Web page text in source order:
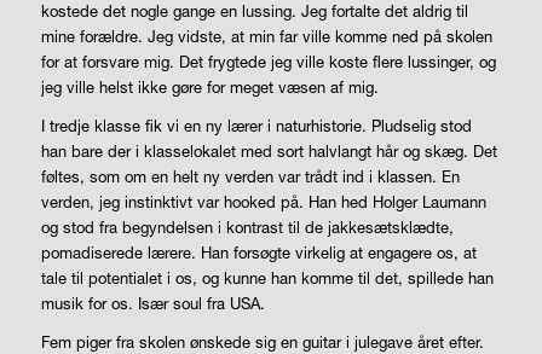
kostede det nogle gange en lussing. Jeg fortalte det aldrig til
mine forældre. Jeg vidste, at min far ville komme ned på skolen
for at forsvare mig. Det frygtede jeg ville koste flere lussinger, og
jeg ville helst ikke gøre for meget væsen af mig.
I tredje klasse fik vi en ny lærer i naturhistorie. Pludselig stod
han bare der i klasselokalet med sort halvlangt hår og skæg. Det
føltes, som om en helt ny verden var trådt ind i klassen. En
verden, jeg instinktivt var hooked på. Han hed Holger Laumann
og stod fra begyndelsen i kontrast til de jakkesætsklædte,
pomadiserede lærere. Han forsøgte virkelig at engagere os, at
tale til potentialet i os, og kunne han komme til det, spillede han
musik for os. Især soul fra USA.
Fem piger fra skolen ønskede sig en guitar i julegave året efter.